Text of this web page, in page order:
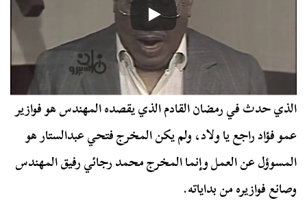
الذي حدث في رمضان القادم الذي يقصده المهندس هو فوازير
عمو فؤاد راجع يا ولاد، ولم يكن المخرج فتحي عبدالستار هو
المسوؤل عن العمل وإنما المخرج محمد رجائي رفيق المهندس
وصانع فوازيره من بداياته.